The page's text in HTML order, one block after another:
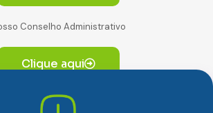
Conselho Administrativo
Clique aqui